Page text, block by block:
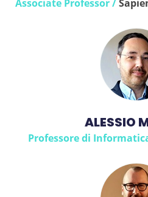
Associate Professor /
ALESSIO
Professore di